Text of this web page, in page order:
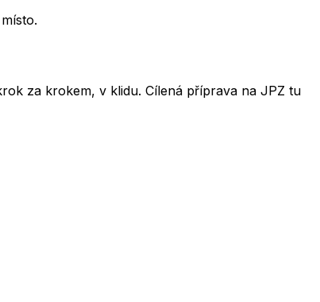
za krokem, v klidu. Cílená příprava na JPZ tu